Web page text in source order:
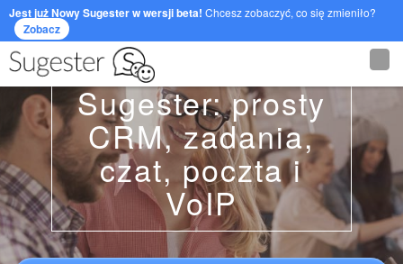
Jest już Nowy Sugester w wersji beta! Chcesz zobaczyć, co się zmieniło?
Zobacz
Sugester: prosty
CRM, zadania,
czat, poczta i
VoIP